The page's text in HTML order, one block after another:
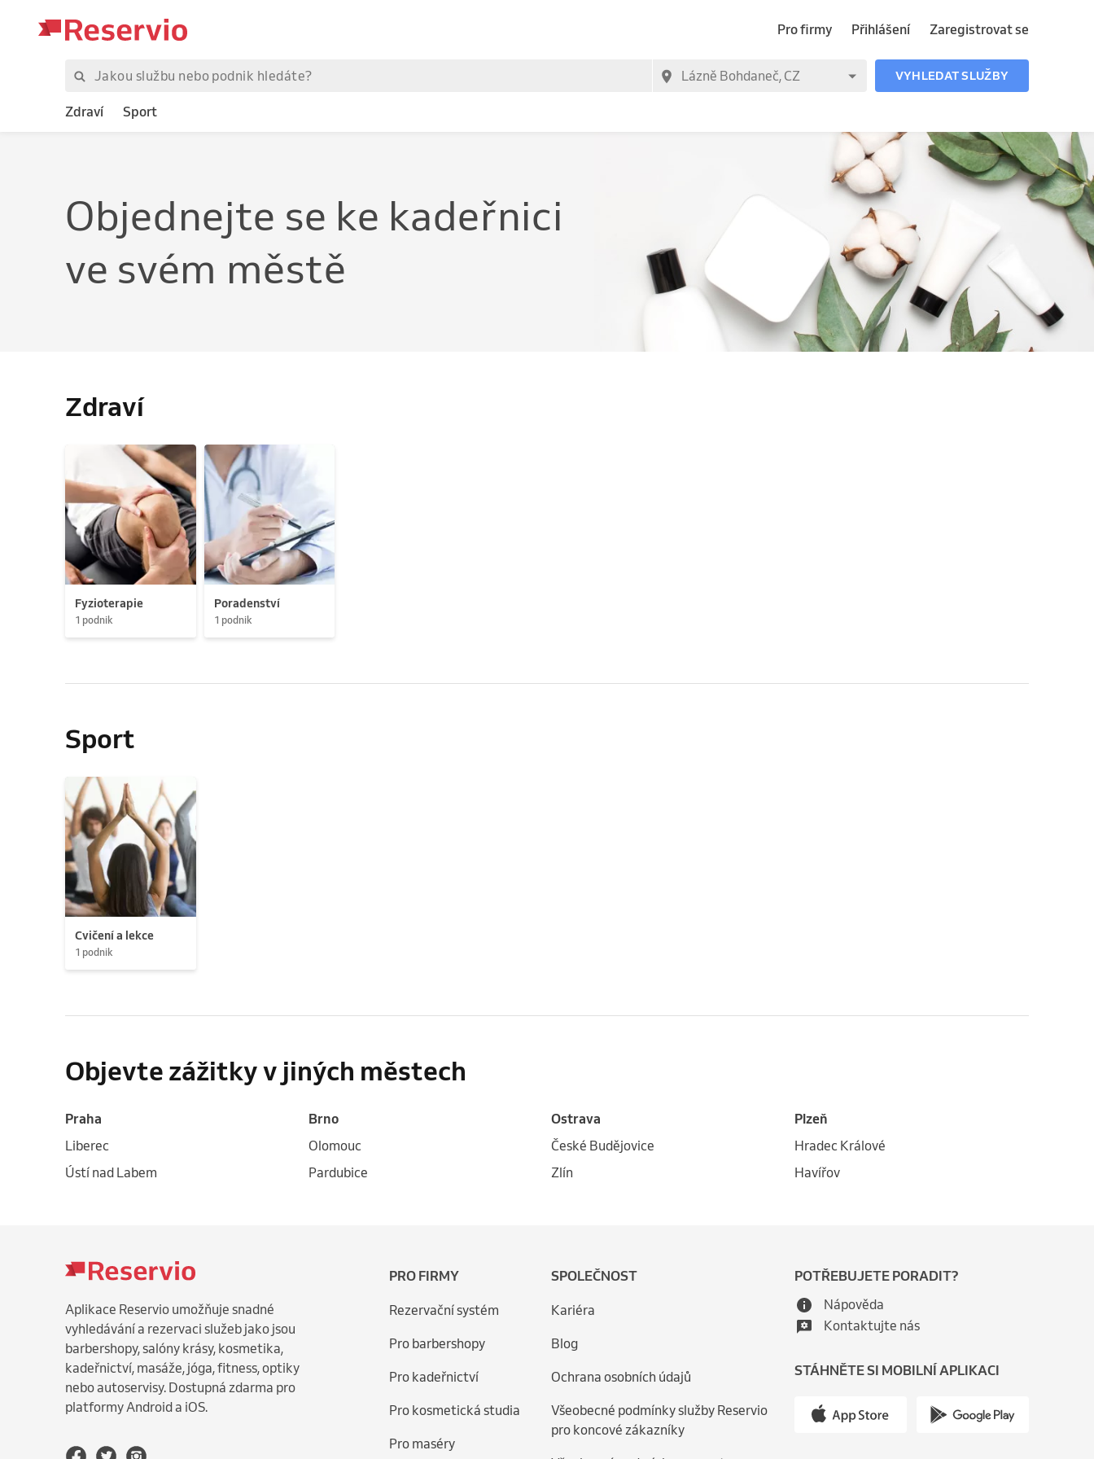
Pro firmy Přihlášení Zaregistrovat se
VYHLEDAT SLUŽBY
Zdraví Sport
Objednejte se ke kadeřnici
ve svém městě
Zdraví
Fyzioterapie
1 podnik
Poradenství
1 podnik
Sport
Cvičení a lekce
1 podnik
Objevte zážitky v jiných městech
Praha Brno Ostrava
Plzeň
Liberec
Olomouc České Budějovice
Hradec Králové
Ústí nad Labem
Pardubice Zlín Havířov
Aplikace Reservio umožňuje snadné
vyhledávání a rezervaci služeb jako jsou
barbershopy, salóny krásy, kosmetika,
kadeřnictví, masáže, jóga, fitness, optiky
nebo autoservisy. Dostupná zdarma pro
platformy Android a iOS.
PRO FIRMY
Rezervační systém
Pro barbershopy
Pro kadeřnictví
Pro kosmetická studia
Pro maséry
SPOLEČNOST
Kariéra
Blog
Ochrana osobních údajů
Všeobecné podmínky služby Reservio
pro koncové zákazníky
POTŘEBUJETE PORADIT?
Nápověda
Kontaktujte nás
STÁHNĚTE SI MOBILNÍ APLIKACI